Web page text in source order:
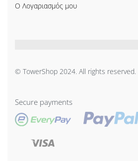
Ο Λογαριασμός μου
© TowerShop 2024. All rights reserved.
Secure payments